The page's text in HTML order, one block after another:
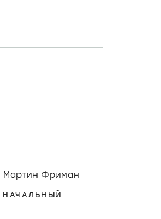
Мартин Фриман
НАЧАЛЬНЫЙ